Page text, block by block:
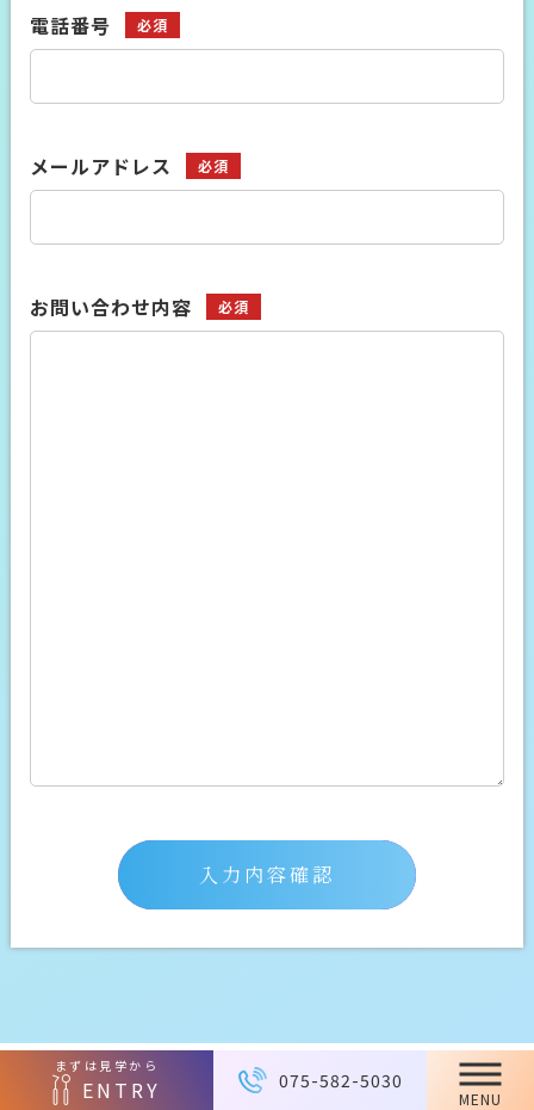
075-582-5030
まずは見学から
ENTRY MENU
電話番号 必須
メールアドレス 必須
お問い合わせ内容 必須
入力内容確認